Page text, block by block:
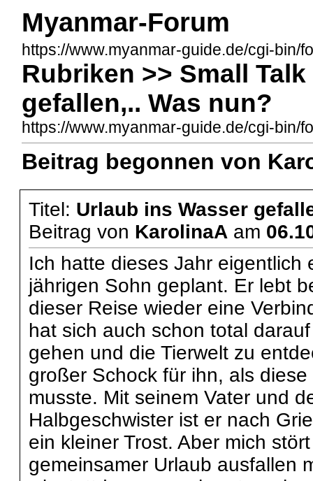
Myanmar-Forum
https://www.myanmar-guide.de/cgi-bin/
Rubriken >> Small
gefallen,.. Was nun?
https://www.myanmar-guide.de/cgi-bin/
Beitrag begonnen von
Titel: Urlaub ins Wasser
Beitrag von KarolinaA am
Ich hatte dieses Jahr eigentlich
jährigen Sohn geplant. Er lebt
dieser Reise wieder eine
hat sich auch schon total
gehen und die Tierwelt zu
großer Schock für ihn, als
musste. Mit seinem Vater und
Halbgeschwister ist er nach
ein kleiner Trost. Aber mich
gemeinsamer Urlaub ausfallen